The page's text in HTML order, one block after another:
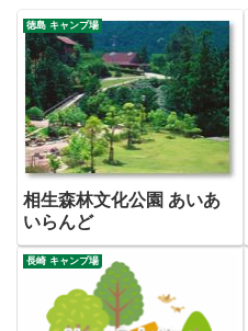
徳島 キャンプ場
相生森林文化公園 あいあ
いらんど
長崎 キャンプ場